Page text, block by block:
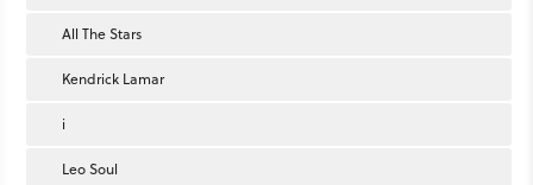
All The Stars
Kendrick Lamar
i
Leo Soul